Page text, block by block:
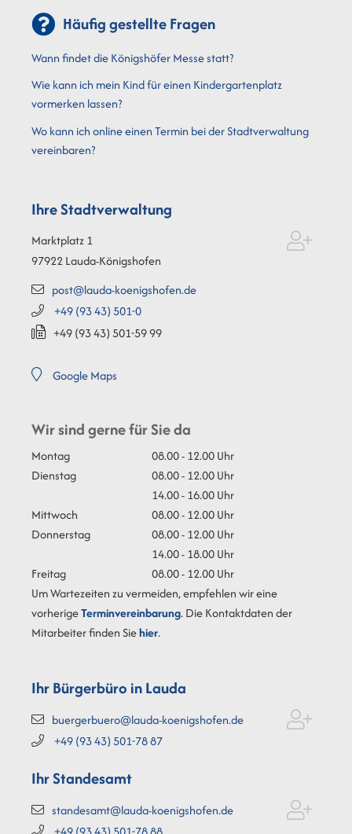
Häufig gestellte Fragen
Wann findet die Königshöfer Messe statt?
Wie kann ich mein Kind für einen Kindergartenplatz
vormerken lassen?
Wo kann ich online einen Termin bei der Stadtverwaltung
vereinbaren?
Ihre Stadtverwaltung
Marktplatz 1
97922Lauda-Königshofen
post@lauda-koenigshofen.de
+49 (9343) 501-0
+49 (9343) 501-5999
Google Maps
Wir sind gerne für Sie da
Montag
08.00 - 12.00 Uhr
Dienstag
08.00 - 12.00 Uhr
14.00 - 16.00 Uhr
Mittwoch
08.00 - 12.00 Uhr
Donnerstag
08.00 - 12.00 Uhr
14.00 - 18.00 Uhr
Freitag
08.00 - 12.00 Uhr
Um Wartezeiten zu vermeiden, empfehlen wir eine
vorherigeTerminvereinbarung. Die Kontaktdaten der
Mitarbeiter finden Siehier.
Ihr Bürgerbüro in Lauda
buergerbuero@lauda-koenigshofen.de
+49 (9343) 501-7887
Ihr Standesamt
standesamt@lauda-koenigshofen.de